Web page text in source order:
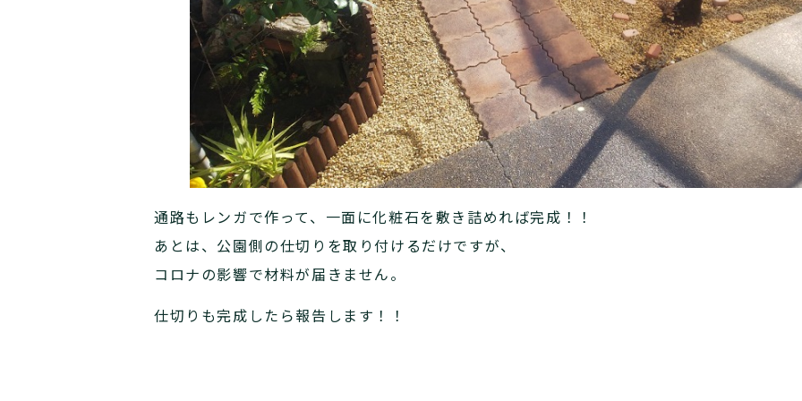
通路もレンガで作って、一面に化粧石を敷き詰めれば完成！！
あとは、公園側の仕切りを取り付けるだけですが、
コロナの影響で材料が届きません。
仕切りも完成したら報告します！！